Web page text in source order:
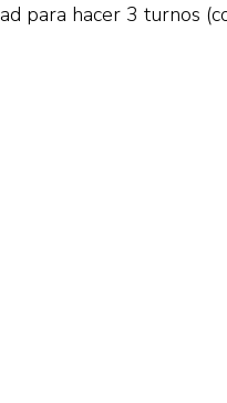
para hacer 3 turnos